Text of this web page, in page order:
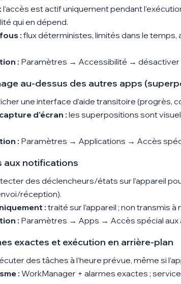
l’accès est actif uniquement pendant
qui en dépend.
: flux déterministes, limités dans le
: Paramètres → Accessibilité → désactiver
au-dessus des autres apps
une interface d’aide transitoire (progrès,
d’écran :les superpositions sont
: Paramètres → Applications → Accès
aux notifications
des déclencheurs/états sur l’appareil
réception).
: traité sur l’appareil ; non transmis à
: Paramètres → Apps → Accès spécial
exactes et exécution en arrière-plan
des tâches à l’heure prévue, même si
: WorkManager + alarmes exactes ;